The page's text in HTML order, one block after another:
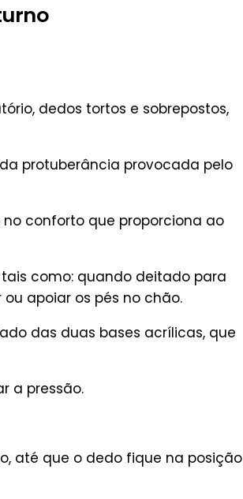
dedos tortos e sobrepostos,
protuberância provocada pelo
conforto que proporciona ao
tais como: quando deitado para
apoiar os pés no chão.
das duas bases acrílicas, que
a pressão.
até que o dedo fique na posição